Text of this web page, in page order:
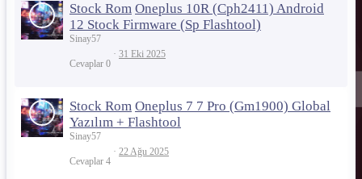
Stock Rom Oneplus 10R (Cph2411) Android
12 Stock Firmware (Sp Flashtool)
Sinay57
Cevaplar 0
31 Eki 2025
Stock Rom Oneplus 7 7 Pro (Gm1900) Global
Yazılım + Flashtool
Sinay57
Cevaplar 4
22 Ağu 2025